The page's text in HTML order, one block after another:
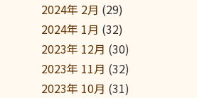
2024年 2月 (29)
2024年 1月 (32)
2023年 12月 (30)
2023年 11月 (32)
2023年 10月 (31)